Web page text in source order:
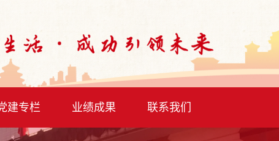
建专栏 业绩成果 联系我们